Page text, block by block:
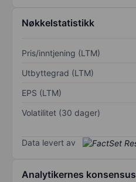
Nøkkelstatistikk
Pris/inntjening (LTM)
Utbyttegrad (LTM)
EPS (LTM)
Volatilitet (30 dager)
Data levert av
Analytikernes konsensus